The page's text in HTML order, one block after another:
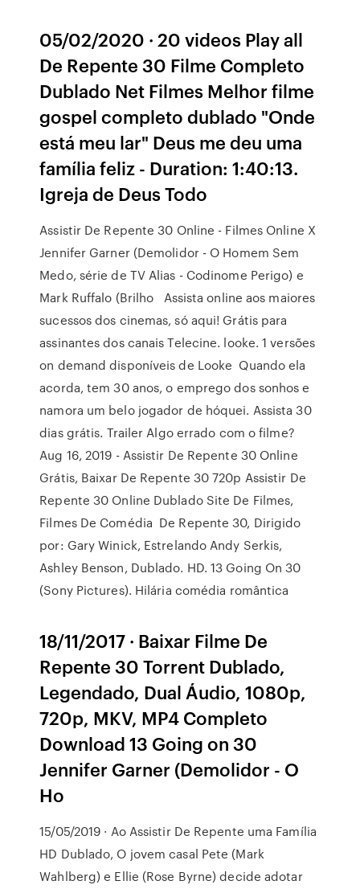
05/02/2020 · 20 videos Play all
De Repente 30 Filme Completo
Dublado Net Filmes Melhor filme
gospel completo dublado "Onde
está meu lar" Deus me deu uma
família feliz - Duration: 1:40:13.
Igreja de Deus Todo
Assistir De Repente 30 Online - Filmes Online X
Jennifer Garner (Demolidor - O Homem Sem
Medo, série de TV Alias - Codinome Perigo) e
Mark Ruffalo (Brilho Assista online aos maiores
sucessos dos cinemas, só aqui! Grátis para
assinantes dos canais Telecine. looke. 1 versões
on demand disponíveis de Looke Quando ela
acorda, tem 30 anos, o emprego dos sonhos e
namora um belo jogador de hóquei. Assista 30
dias grátis. Trailer Algo errado com o filme?
Aug 16, 2019 - Assistir De Repente 30 Online
Grátis, Baixar De Repente 30 720p Assistir De
Repente 30 Online Dublado Site De Filmes,
Filmes De Comédia De Repente 30, Dirigido
por: Gary Winick, Estrelando Andy Serkis,
Ashley Benson, Dublado. HD. 13 Going On 30
(Sony Pictures). Hilária comédia romântica
18/11/2017 · Baixar Filme De
Repente 30 Torrent Dublado,
Legendado, Dual Áudio, 1080p,
720p, MKV, MP4 Completo
Download 13 Going on 30
Jennifer Garner (Demolidor - O
Ho
15/05/2019 · Ao Assistir De Repente uma Família
HD Dublado, O jovem casal Pete (Mark
Wahlberg) e Ellie (Rose Byrne) decide adotar